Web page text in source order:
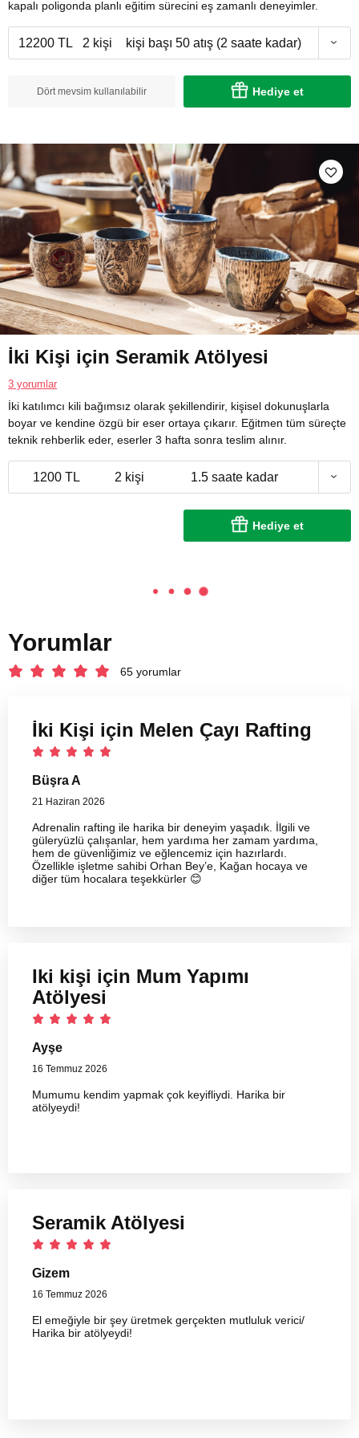
kapalı poligonda planlı eğitim sürecini eş zamanlı deneyimler.
12200 TL 2 kişi kişi başı 50 atış (2 saate kadar)
Dört mevsim kullanılabilir Hediye et
İki Kişi için Seramik Atölyesi
3 yorumlar
İki katılımcı kili bağımsız olarak şekillendirir, kişisel dokunuşlarla
boyar ve kendine özgü bir eser ortaya çıkarır. Eğitmen tüm süreçte
teknik rehberlik eder, eserler 3 hafta sonra teslim alınır.
1200 TL 2 kişi 1.5 saate kadar
Hediye et
Yorumlar
65 yorumlar
İki Kişi için Melen Çayı Rafting
Büşra A
21 Haziran 2026
Adrenalin rafting ile harika bir deneyim yaşadık. İlgili ve
güleryüzlü çalışanlar, hem yardıma her zamam yardıma,
hem de güvenliğimiz ve eğlencemiz için hazırlardı.
Özellikle işletme sahibi Orhan Bey’e, Kağan hocaya ve
diğer tüm hocalara teşekkürler 😊
Iki kişi için Mum Yapımı
Atölyesi
Ayşe
16 Temmuz 2026
Mumumu kendim yapmak çok keyifliydi. Harika bir
atölyeydi!
Seramik Atölyesi
Gizem
16 Temmuz 2026
El emeğiyle bir şey üretmek gerçekten mutluluk verici/
Harika bir atölyeydi!